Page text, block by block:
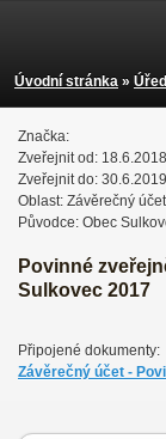
Úvodní stránka »
Značka:
Zveřejnit od: 18.6.2018
Zveřejnit do: 30.6.2019
Oblast: Závěrečný účet
Původce: Obec
Povinné
Sulkovec 2017
Připojené dokumenty:
Závěrečný účet -